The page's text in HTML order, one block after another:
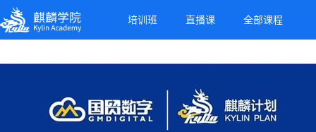
麒麟学院
Kylin Academy 培训班 直播课 全部课程